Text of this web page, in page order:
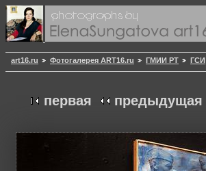
art16.ru Фотогалерея ART16.ru ГМИИ РТ ГСИ
первая предыдущая